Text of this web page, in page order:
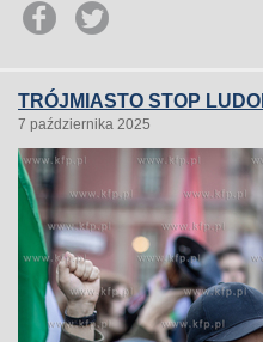
TRÓJMIASTO STOP
7 października 2025